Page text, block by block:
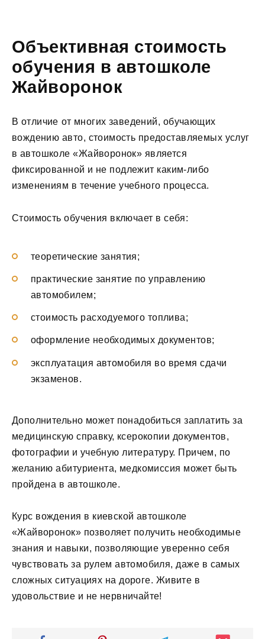
Объективная стоимость
обучения в автошколе
Жайворонок
В отличие от многих заведений, обучающих
вождению авто, стоимость предоставляемых услуг
в автошколе «Жайворонок» является
фиксированной и не подлежит каким-либо
изменениям в течение учебного процесса.
Стоимость обучения включает в себя:
теоретические занятия;
практические занятие по управлению
автомобилем;
стоимость расходуемого топлива;
оформление необходимых документов;
эксплуатация автомобиля во время сдачи
экзаменов.
Дополнительно может понадобиться заплатить за
медицинскую справку, ксерокопии документов,
фотографии и учебную литературу. Причем, по
желанию абитуриента, медкомиссия может быть
пройдена в автошколе.
Курс вождения в киевской автошколе
«Жайворонок» позволяет получить необходимые
знания и навыки, позволяющие уверенно себя
чувствовать за рулем автомобиля, даже в самых
сложных ситуациях на дороге. Живите в
удовольствие и не нервничайте!